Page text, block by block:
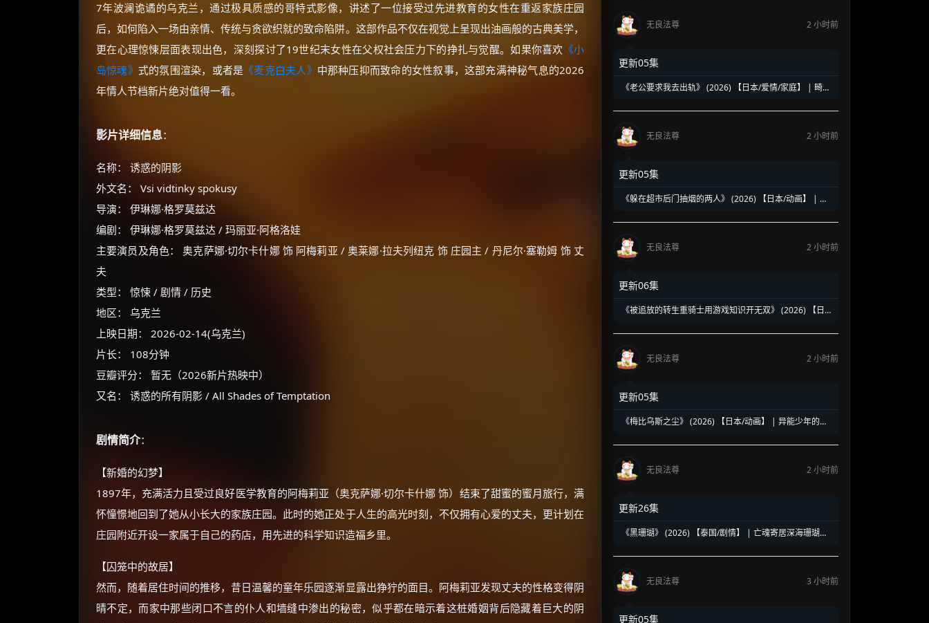
7年波澜诡谲的乌克兰，通过极具质感的哥特式影像，讲述了一位接受过先进教育的女性在重返家族庄园
后，如何陷入一场由亲情、传统与贪欲织就的致命陷阱。这部作品不仅在视觉上呈现出油画般的古典美学，
更在心理惊悚层面表现出色，深刻探讨了19世纪末女性在父权社会压力下的挣扎与觉醒。如果你喜欢 《小
岛惊魂》 式的氛围渲染，或者是 《麦克白夫人》 中那种压抑而致命的女性叙事，这部充满神秘气息的2026
年情人节档新片绝对值得一看。
影片详细信息：
名称： 诱惑的阴影
外文名： Vsi vidtinky spokusy
导演： 伊琳娜·格罗莫兹达
编剧： 伊琳娜·格罗莫兹达 / 玛丽亚·阿格洛娃
主要演员及角色： 奥克萨娜·切尔卡什娜 饰 阿梅莉亚 / 奥莱娜·拉夫列纽克 饰 庄园主 / 丹尼尔·塞勒姆 饰 丈
夫
类型： 惊悚 / 剧情 / 历史
地区： 乌克兰
上映日期： 2026-02-14(乌克兰)
片长： 108分钟
豆瓣评分： 暂无（2026新片热映中）
又名： 诱惑的所有阴影 / All Shades of Temptation
剧情简介：
【新婚的幻梦】
1897年，充满活力且受过良好医学教育的阿梅莉亚（奥克萨娜·切尔卡什娜 饰）结束了甜蜜的蜜月旅行，满
怀憧憬地回到了她从小长大的家族庄园。此时的她正处于人生的高光时刻，不仅拥有心爱的丈夫，更计划在
庄园附近开设一家属于自己的药店，用先进的科学知识造福乡里。
【囚笼中的故居】
然而，随着居住时间的推移，昔日温馨的童年乐园逐渐显露出狰狞的面目。阿梅莉亚发现丈夫的性格变得阴
晴不定，而家中那些闭口不言的仆人和墙缝中渗出的秘密，似乎都在暗示着这桩婚姻背后隐藏着巨大的阴
无良法尊 2 小时前
更新05集
《老公要求我去出轨》 (2026) 【日本/爱情/家庭】 | 畸形
马
无良法尊
2 小时前
更新05集
《躲在超市后门抽烟的两人》 (2026) 【日本/动画】 | 超
爱漫改神作
无良法尊
2 小时前
更新06集
《被追放的转生重骑士用游戏知识开无双》 (2026) 【日
界爽番
无良法尊
2 小时前
更新05集
《梅比乌斯之尘》 (2026) 【日本/动画】 | 异能少年的莫
无良法尊 2 小时前
更新26集
《黑珊瑚》 (2026) 【泰国/剧情】 | 亡魂寄居深海珊瑚的
无良法尊 3 小时前
更新05集